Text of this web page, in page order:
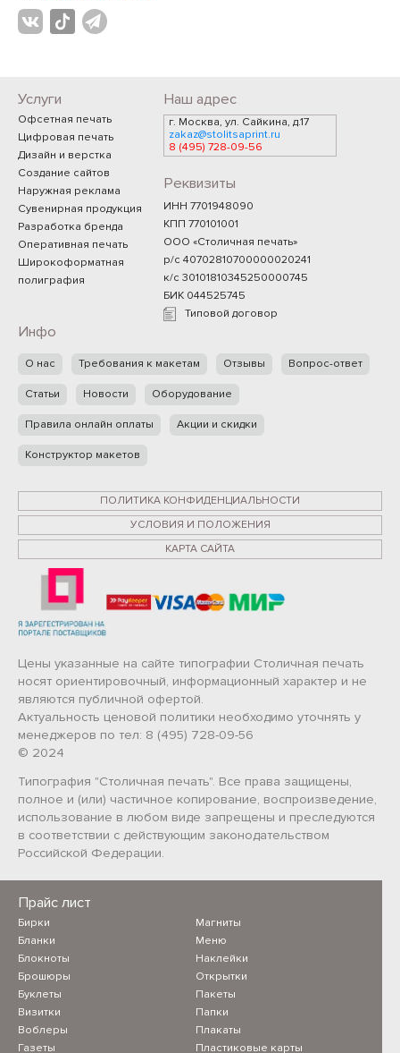
Прайс лист
Бирки
Бланки
Блокноты
Брошюры
Буклеты
Визитки
Воблеры
Газеты
Магниты
Меню
Наклейки
Открытки
Пакеты
Папки
Плакаты
Пластиковые карты
Услуги
Офсетная печать
Цифровая печать
Дизайн и верстка
Создание сайтов
Наружная реклама
Сувенирная продукция
Разработка бренда
Оперативная печать
Широкоформатная
полиграфия
Наш адрес
г. Москва, ул. Сайкина, д.17
zakaz@stolitsaprint.ru
8 (495) 728-09-56
Реквизиты
ИНН 7701948090
КПП 770101001
ООО «Столичная печать»
р/с 40702810700000020241
к/с 30101810345250000745
БИК 044525745
Типовой договор
Инфо
О нас Требования к макетам Отзывы Вопрос-ответ
Статьи Новости Оборудование
Правила онлайн оплаты Акции и скидки
Конструктор макетов
ПОЛИТИКА КОНФИДЕНЦИАЛЬНОСТИ
УСЛОВИЯ И ПОЛОЖЕНИЯ
КАРТА САЙТА
Цены указанные на сайте типографии Столичная печать
носят ориентировочный, информационный характер и не
являются публичной офертой.
Актуальность ценовой политики необходимо уточнять у
менеджеров по тел: 8 (495) 728-09-56
© 2024
Типография "Столичная печать". Все права защищены,
полное и (или) частичное копирование, воспроизведение,
использование в любом виде запрещены и преследуются
в соответствии с действующим законодательством
Российской Федерации.